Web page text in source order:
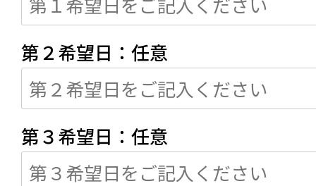
第２希望日：任意
第３希望日：任意